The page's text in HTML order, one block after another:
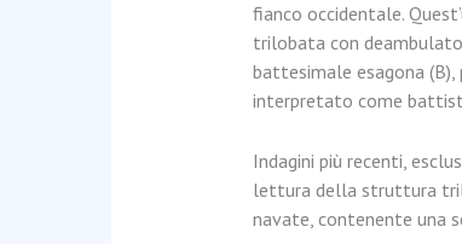
fianco occidentale.
trilobata con
battesimale esagona
interpretato come
Indagini più recenti,
lettura della struttura
navate, contenente una